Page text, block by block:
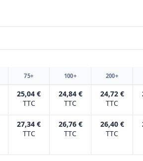
75+ 100+ 200+
25,04 €
TTC
24,84 €
TTC
24,72 €
TTC
27,34 €
TTC
26,76 €
TTC
26,40 €
TTC